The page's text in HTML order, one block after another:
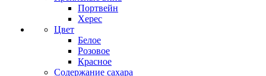
Портвейн
Херес
Цвет
Белое
Розовое
Красное
Содержание сахара